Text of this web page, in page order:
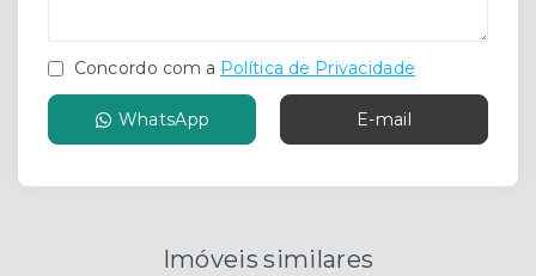
Concordo com a Política de Privacidade
WhatsApp E-mail
Imóveis similares